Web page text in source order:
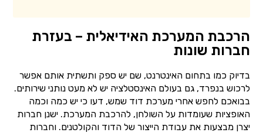
הרכבת המערכת האידיאלית – בעזרת
חברות שונות
בדיוק כמו בתחום האינטרנט, שם יש ספק ותשתית אותם אפשר
לרכוש בנפרד, גם בעולם האינסטלציה יש לא מעט נותני שירותים.
בבואכם לחפש אחרי מערכת דוד שמש, דעו כי יש כמה וכמה
האופציות שעומדות על השולחן, להרכבת המערכת. ישנן חברות
יצרן מבצעות את עבודת הייצור של הדוד והקולטנים. וחברות